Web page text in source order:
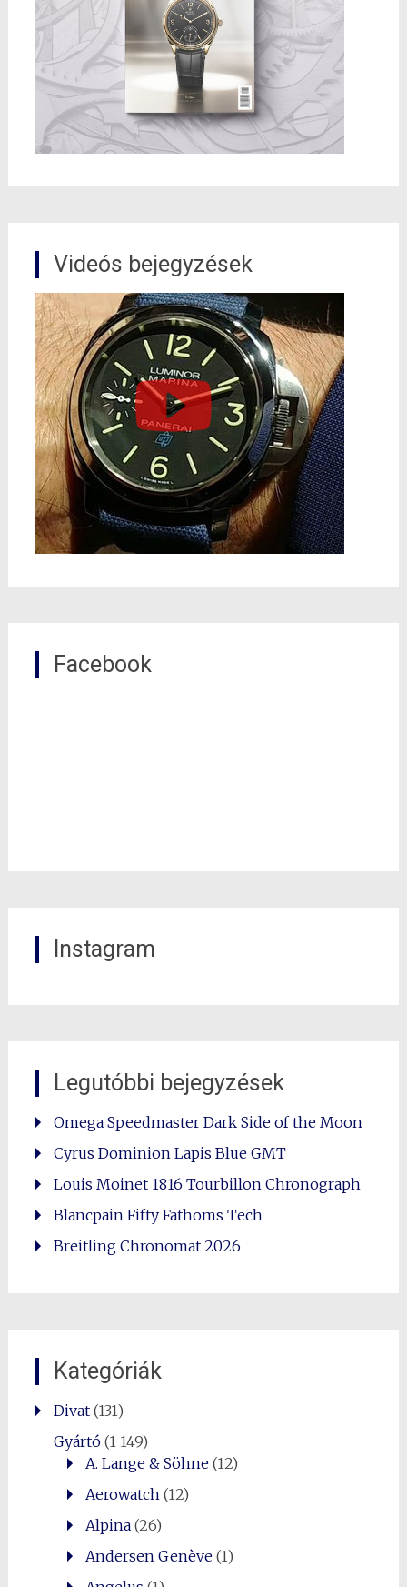
Videós bejegyzések
Facebook
Instagram
Legutóbbi bejegyzések
Omega Speedmaster Dark Side of the Moon
Cyrus Dominion Lapis Blue GMT
Louis Moinet 1816 Tourbillon Chronograph
Blancpain Fifty Fathoms Tech
Breitling Chronomat 2026
Kategóriák
Divat(131)
Gyártó(1 149)
A. Lange & Söhne(12)
Aerowatch (12)
Alpina(26)
Andersen Genève(1)